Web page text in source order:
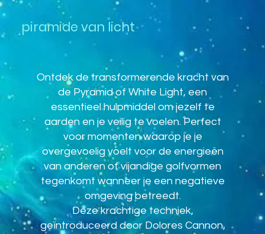
piramide van licht
Ontdek de transformerende kracht van
de Pyramid of White Light, een
essentieel hulpmiddel om jezelf te
aarden en je veilig te voelen. Perfect
voor momenten waarop je je
overgevoelig voelt voor de energieën
van anderen of vijandige golfvormen
tegenkomt wanneer je een negatieve
omgeving betreedt.
Deze krachtige techniek,
geïntroduceerd door Dolores Cannon,